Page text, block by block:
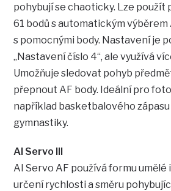
pohybují se chaoticky. Lze použít
61 bodů s automatickým výběrem
s pomocnými body. Nastavení je
„Nastavení číslo 4“, ale využívá
Umožňuje sledovat pohyb
přepnout AF body. Ideální pro
například basketbalového
gymnastiky.
AI Servo III
AI Servo AF používá formu
určení rychlosti a směru